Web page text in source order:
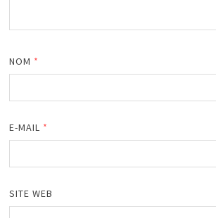
NOM *
E-MAIL *
SITE WEB